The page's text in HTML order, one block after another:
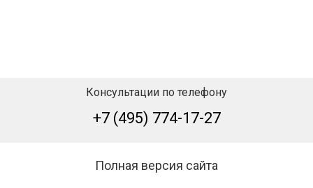
Консультации по телефону
+7 (495) 774-17-27
Полная версия сайта